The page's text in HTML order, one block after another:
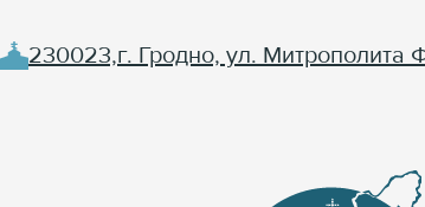
230023,г. Гродно, ул. Митрополита